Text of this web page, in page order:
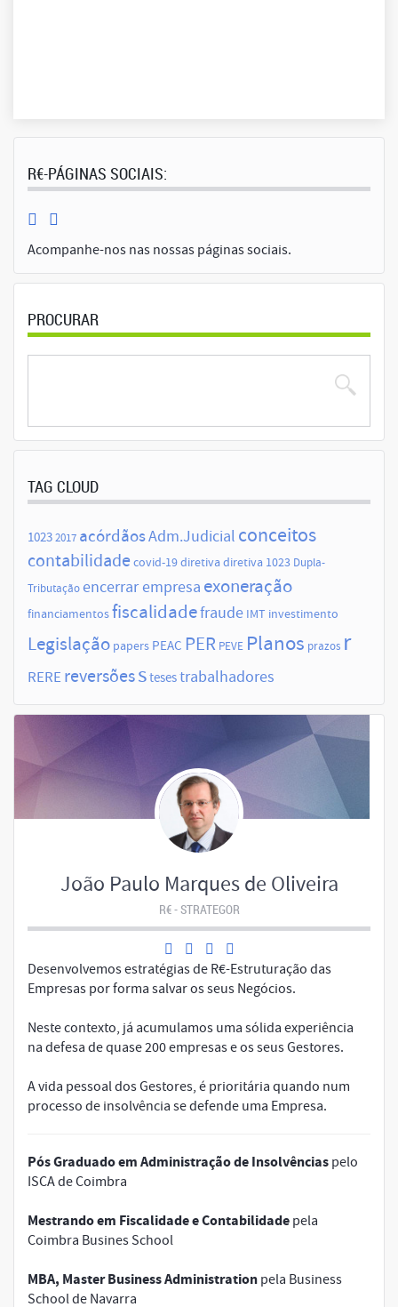
R€-PÁGINAS SOCIAIS:
Acompanhe-nos nas nossas páginas sociais.
PROCURAR
TAG CLOUD
10232017 acórdãosAdm.Judicial conceitos
contabilidade covid-19diretiva diretiva 1023 Dupla-
Tributaçãoencerrar empresa exoneração
financiamentosfiscalidadefraude IMT investimento
Legislação papers PEAC PER PEVE Planos prazos r
RERE reversõesstesestrabalhadores
João Paulo Marques de Oliveira
R€ - STRATEGOR
Desenvolvemos estratégias de R€-Estruturação das
Empresas por forma salvar os seus Negócios.
Neste contexto, já acumulamos uma sólida experiência
na defesa de quase 200 empresas e os seus Gestores.
A vida pessoal dos Gestores, é prioritária quando num
processo de insolvência se defende uma Empresa.
Pós Graduado em Administração de Insolvências pelo
ISCA de Coimbra
Mestrando em Fiscalidade e Contabilidade pela
Coimbra Busines School
MBA, Master Business Administration pela Business
School de Navarra